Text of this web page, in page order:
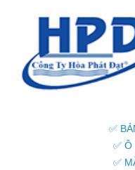
✅
✅
✅